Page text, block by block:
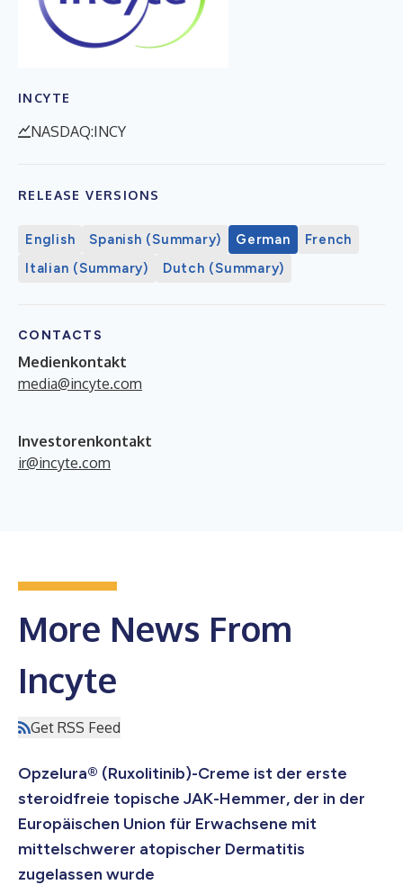
INCYTE
NASDAQ:INCY
RELEASE VERSIONS
English Spanish (Summary) German
French
Italian (Summary)
Dutch (Summary)
CONTACTS
Medienkontakt
media@incyte.com
Investorenkontakt
ir@incyte.com
More News From
Incyte
Get RSS Feed
Opzelura® (Ruxolitinib)-Creme ist der erste
steroidfreie topische JAK-Hemmer, der in der
Europäischen Union für Erwachsene mit
mittelschwerer atopischer Dermatitis
zugelassen wurde